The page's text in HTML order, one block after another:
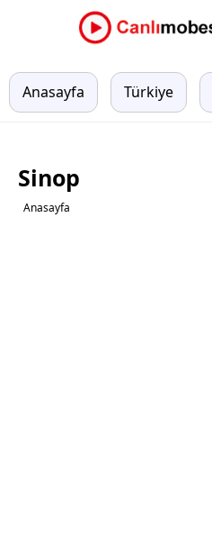
Anasayfa Türkiye
Sinop
Anasayfa